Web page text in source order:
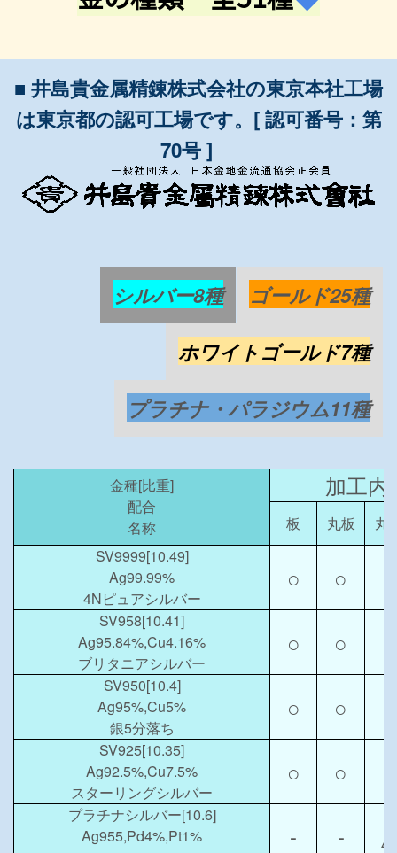
■ 井島貴金属精錬株式会社の東京本社工場
は東京都の認可工場です。[ 認可番号：第
70号 ]
シルバー8種
ゴールド25種
ホワイトゴールド7種
プラチナ・パラジウム11種
金種[比重]
配合
名称
加工
板 丸板
丸
SV9999[10.49]
Ag99.99%
4Nピュアシルバー
○ ○
SV958[10.41]
Ag95.84%,Cu4.16%
ブリタニアシルバー
○ ○
SV950[10.4]
Ag95%,Cu5%
銀5分落ち
○ ○
SV925[10.35]
Ag92.5%,Cu7.5%
スターリングシルバー
○ ○
プラチナシルバー[10.6]
Ag955,Pd4%,Pt1%
- - △